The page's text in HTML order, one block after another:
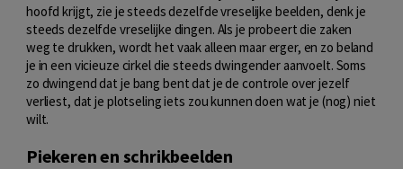
hoofd krijgt, zie je steeds dezelfde vreselijke beelden, denk je
steeds dezelfde vreselijke dingen. Als je probeert die zaken
weg te drukken, wordt het vaak alleen maar erger, en zo beland
je in een vicieuze cirkel die steeds dwingender aanvoelt. Soms
zo dwingend dat je bang bent dat je de controle over jezelf
verliest, dat je plotseling iets zou kunnen doen wat je (nog) niet
wilt.
Piekeren en schrikbeelden